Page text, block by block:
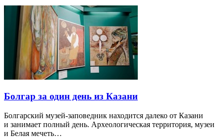
Болгар за один день из Казани
Болгарский музей-заповедник находится далеко от Казани
и занимает полный день. Археологическая территория, музеи
и Белая мечеть…